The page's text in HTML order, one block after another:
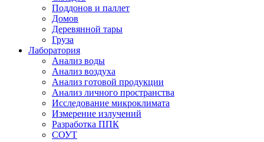
Поддонов и паллет
Домов
Деревянной тары
Груза
Лаборатория
Анализ воды
Анализ воздуха
Анализ готовой продукции
Анализ личного пространства
Исследование микроклимата
Измерение излучений
Разработка ППК
СОУТ